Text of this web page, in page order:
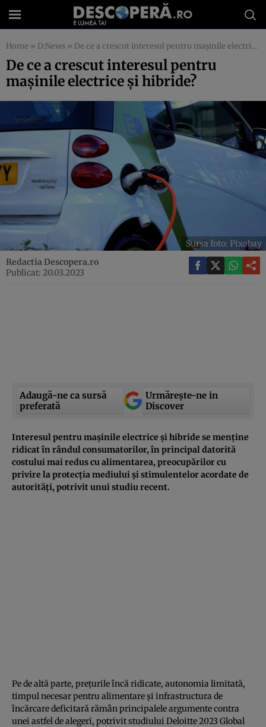
Home » D:News » De ce a crescut interesul pentru mașinile electrice și hibride?
De ce a crescut interesul pentru
mașinile electrice și hibride?
Sursa foto: Pixabay
Redactia Descopera.ro
Publicat: 20.03.2023
Adaugă-ne ca sursă
preferată
Urmărește-ne in
Discover
Interesul pentru mașinile electrice și hibride se menține
ridicat în rândul consumatorilor, în principal datorită
costului mai redus cu alimentarea, preocupărilor cu
privire la protecția mediului și stimulentelor acordate de
autorități, potrivit unui studiu recent.
Pe de altă parte, prețurile încă ridicate, autonomia limitată,
timpul necesar pentru alimentare și infrastructura de
încărcare deficitară rămân principalele argumente contra
unei astfel de alegeri, potrivit studiului Deloitte 2023 Global